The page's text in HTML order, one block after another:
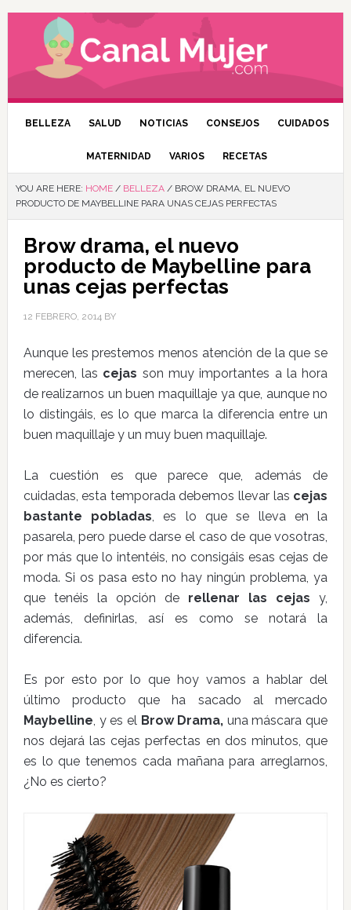
BELLEZA SALUD NOTICIAS CONSEJOS CUIDADOS
MATERNIDAD VARIOS RECETAS
YOU ARE HERE: HOME / BELLEZA /BROW DRAMA, EL NUEVO
PRODUCTO DE MAYBELLINE PARA UNAS CEJAS PERFECTAS
Brow drama, el nuevo
producto de Maybelline para
unas cejas perfectas
12 FEBRERO, 2014BY
Aunque les prestemos menos atención de la que se
merecen, las cejas son muy importantes a la hora
de realizarnos un buen maquillaje ya que, aunque no
lo distingáis, es lo que marca la diferencia entre un
buen maquillaje y un muy buen maquillaje.
La cuestión es que parece que, además de
cuidadas, esta temporada debemos llevar las cejas
bastante pobladas, es lo que se lleva en la
pasarela, pero puede darse el caso de que vosotras,
por más que lo intentéis, no consigáis esas cejas de
moda. Si os pasa esto no hay ningún problema, ya
que tenéis la opción de rellenar las cejas y,
además, definirlas, así es como se notará la
diferencia.
Es por esto por lo que hoy vamos a hablar del
último producto que ha sacado al mercado
Maybelline, y es el Brow Drama, una máscara que
nos dejará las cejas perfectas en dos minutos, que
es lo que tenemos cada mañana para arreglarnos,
¿No es cierto?